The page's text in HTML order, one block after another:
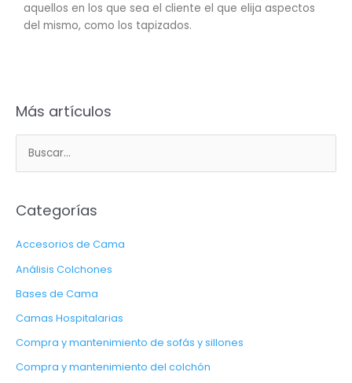
Más artículos
a
r
p
Categorías
Accesorios de Cama
Análisis Colchones
Bases de Cama
Camas Hospitalarias
Compra y mantenimiento de sofás y sillones
Compra y mantenimiento del colchón
aquellos en los que sea el cliente el que elija aspectos
del mismo, como los tapizados.